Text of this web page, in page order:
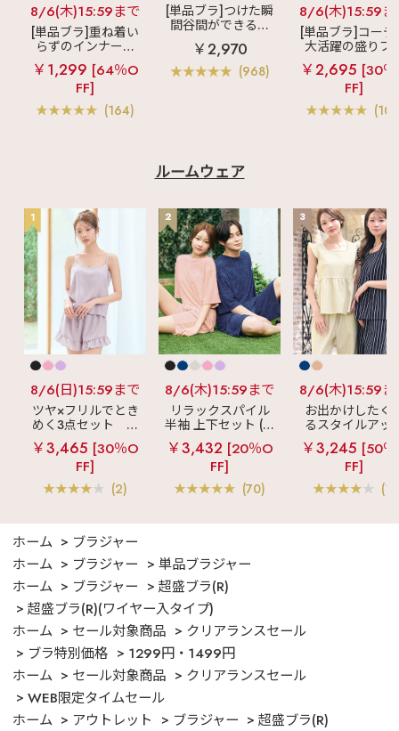
8/6(木)15:59まで
[単品ブラ]重ね着い
らずのインナーブ
ラ
リッチバスト
ブラトップ (ワイヤ
ー入り)
￥1,299 [64％O
FF]
(164)
[単品ブラ]つけた瞬
間谷間ができるシ
ームレスブラ
盛ブラ(R) シームレ
ス 単品ブラジャー
￥2,970
(968)
8/6(木)15:59ま
[単品ブラ]コーデ
大活躍の盛りブ
ショートレン
ス ブラトップ 超
ブラ(R) 単品ブ
ャー
￥2,695 [30
FF]
ルームウェア
1
8/6(日)15:59まで
ツヤ×フリルでとき
めく3点セット
シ
ルキー ショートパ
ンツ 3点セット
￥3,465 [30％O
FF]
(2)
2
8/6(木)15:59まで
リラックスパイル
半袖 上下セット (男
女兼用サイズ)
￥3,432 [20％O
FF]
(70)
3
8/6(木)15:59ま
お出かけしたく
るスタイルアッ
見え
ストライ
フリル ロングパ
ツ 綿混 上下セ
￥3,245 [50
FF]
(1)
ホーム
ブラジャー
ホーム
ブラジャー
単品ブラジャー
ホーム
ブラジャー
超盛ブラ(R)
超盛ブラ(R)(ワイヤー入タイプ)
ホーム
セール対象商品
クリアランスセール
ブラ特別価格
1299円・1499円
ホーム
セール対象商品
クリアランスセール
WEB限定タイムセール
ホーム
アウトレット ブラジャー 超盛ブラ(R)